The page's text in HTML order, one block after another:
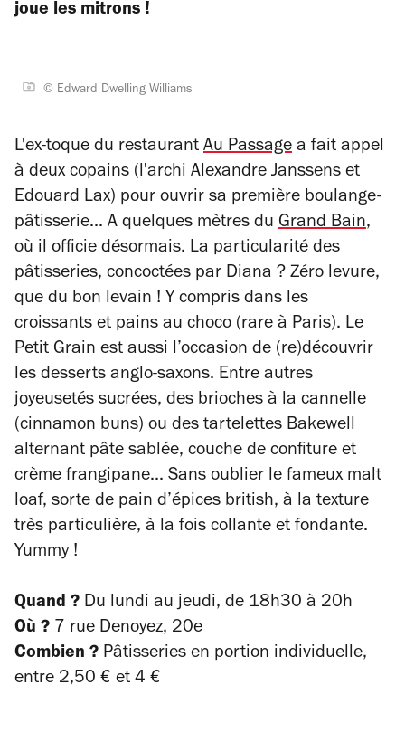
joue les mitrons !
© Edward Dwelling Williams
L'ex-toque du restaurant Au Passage a fait appel
à deux copains (l'archi Alexandre Janssens et
Edouard Lax) pour ouvrir sa première boulange-
pâtisserie... A quelques mètres du Grand Bain,
où il officie désormais. La particularité des
pâtisseries, concoctées par Diana ? Zéro levure,
que du bon levain ! Y compris dans les
croissants et pains au choco (rare à Paris). Le
Petit Grain est aussi l’occasion de (re)découvrir
les desserts anglo-saxons. Entre autres
joyeusetés sucrées, des brioches à la cannelle
(cinnamon buns) ou des tartelettes Bakewell
alternant pâte sablée, couche de confiture et
crème frangipane... Sans oublier le fameux malt
loaf, sorte de pain d’épices british, à la texture
très particulière, à la fois collante et fondante.
Yummy !
Quand ? Du lundi au jeudi, de 18h30 à 20h
Où ? 7 rue Denoyez, 20e
Combien ? Pâtisseries en portion individuelle,
entre 2,50 € et 4 €